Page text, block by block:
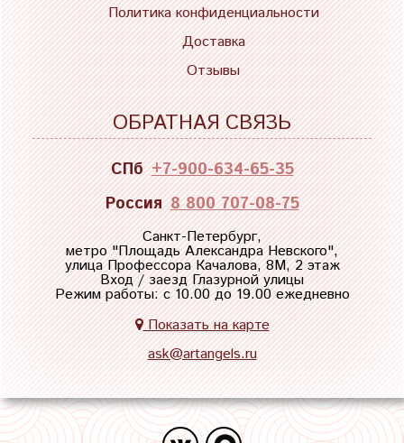
Политика конфиденциальности
Доставка
Отзывы
ОБРАТНАЯ СВЯЗЬ
СПб +7-900-634-65-35
Россия 8 800 707-08-75
Санкт-Петербург,
метро "Площадь Александра Невского",
улица Профессора Качалова, 8М, 2 этаж
Вход / заезд Глазурной улицы
Режим работы: с 10.00 до 19.00 ежедневно
Показать на карте
ask@artangels.ru